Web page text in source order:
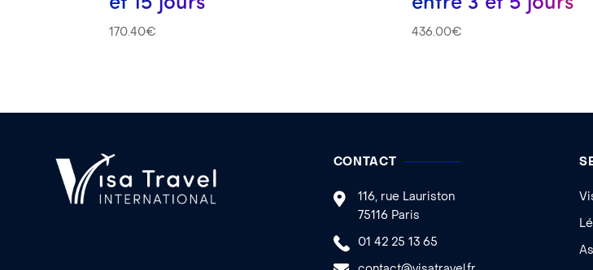
170.40€ 436.00€
CONTACT
116, rue Lauriston
75116 Paris
01 42 25 13 65